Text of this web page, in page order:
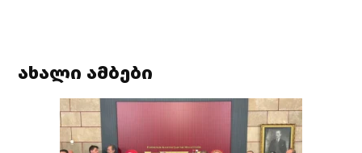
ახალი ამბები